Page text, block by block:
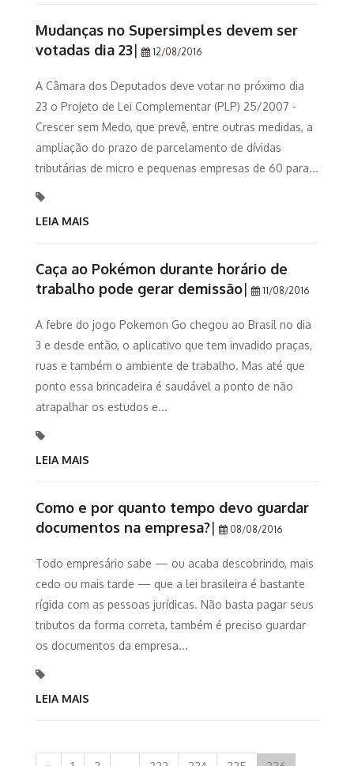
Mudanças no Supersimples devem ser
votadas dia 23| 12/08/2016
A Câmara dos Deputados deve votar no próximo dia
23 o Projeto de Lei Complementar (PLP) 25/2007 -
Crescer sem Medo, que prevê, entre outras medidas, a
ampliação do prazo de parcelamento de dívidas
tributárias de micro e pequenas empresas de 60 para...
LEIA MAIS
Caça ao Pokémon durante horário de
trabalho pode gerar demissão| 11/08/2016
A febre do jogo Pokemon Go chegou ao Brasil no dia
3 e desde então, o aplicativo que tem invadido praças,
ruas e também o ambiente de trabalho. Mas até que
ponto essa brincadeira é saudável a ponto de não
atrapalhar os estudos e...
LEIA MAIS
Como e por quanto tempo devo guardar
documentos na empresa?| 08/08/2016
Todo empresário sabe — ou acaba descobrindo, mais
cedo ou mais tarde — que a lei brasileira é bastante
rígida com as pessoas jurídicas. Não basta pagar seus
tributos da forma correta, também é preciso guardar
os documentos da empresa...
LEIA MAIS